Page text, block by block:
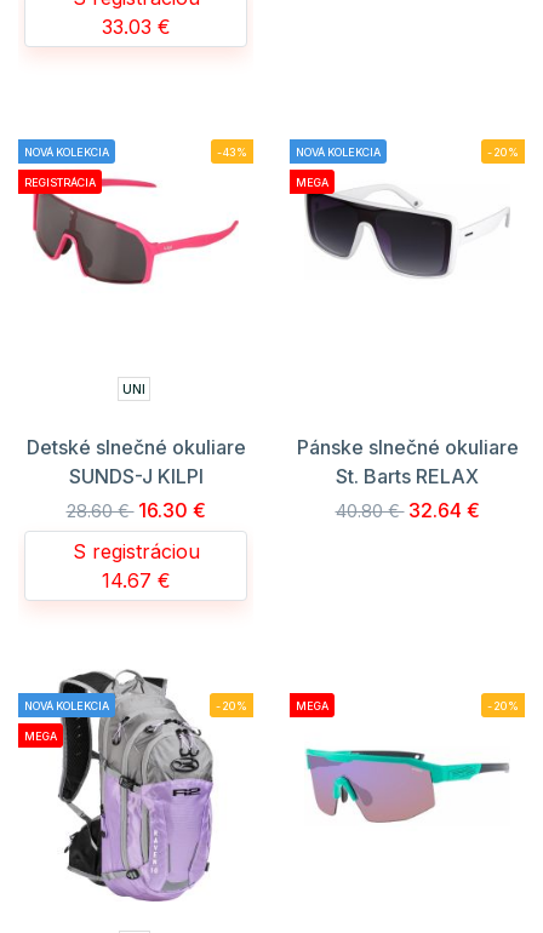
33.03 €
NOVÁ KOLEKCIA
REGISTRÁCIA
-43%
UNI
Detské slnečné okuliare
SUNDS-J KILPI
28.60 € 16.30 €
S registráciou
14.67 €
NOVÁ KOLEKCIA
MEGA
-20%
Pánske slnečné okuliare
St. Barts RELAX
40.80 € 32.64 €
NOVÁ KOLEKCIA
MEGA
-20% MEGA -20%